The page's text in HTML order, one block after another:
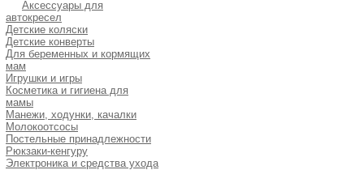
Аксессуары для
автокресел
Детские коляски
Детские конверты
Для беременных и кормящих
мам
Игрушки и игры
Косметика и гигиена для
мамы
Манежи, ходунки, качалки
Молокоотсосы
Постельные принадлежности
Рюкзаки-кенгуру
Электроника и средства ухода